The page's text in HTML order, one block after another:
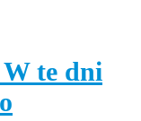
te dni